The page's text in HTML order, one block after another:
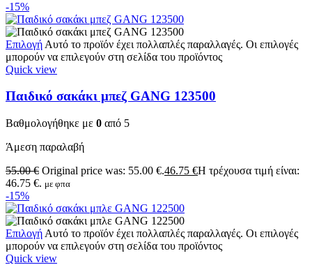
-15%
Επιλογή Αυτό το προϊόν έχει πολλαπλές παραλλαγές. Οι επιλογές
μπορούν να επιλεγούν στη σελίδα του προϊόντος
Quick view
Παιδικό σακάκι μπεζ GANG 123500
Βαθμολογήθηκε με 0 από 5
Άμεση παραλαβή
55.00€ Original price was: 55.00 €.46.75 €Η τρέχουσα τιμή είναι:
46.75 €. με φπα
-15%
Επιλογή Αυτό το προϊόν έχει πολλαπλές παραλλαγές. Οι επιλογές
μπορούν να επιλεγούν στη σελίδα του προϊόντος
Quick view